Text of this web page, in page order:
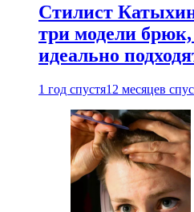
Стилист
три модели
идеально
1 год спустя12 месяцев